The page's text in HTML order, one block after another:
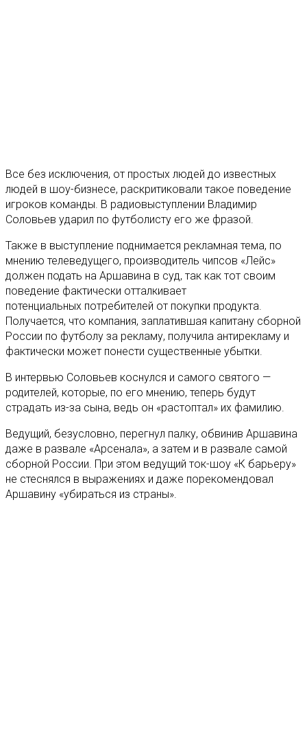
Все без исключения, от простых людей до известных
людей в шоу-бизнесе, раскритиковали такое поведение
игроков команды. В радиовыступлении Владимир
Соловьев ударил по футболисту его же фразой.
Также в выступление поднимается рекламная тема, по
мнению телеведущего, производитель чипсов «Лейс»
должен подать на Аршавина в суд, так как тот своим
поведение фактически отталкивает
потенциальных потребителей от покупки продукта.
Получается, что компания, заплатившая капитану сборной
России по футболу за рекламу, получила антирекламу и
фактически может понести существенные убытки.
В интервью Соловьев коснулся и самого святого —
родителей, которые, по его мнению, теперь будут
страдать из-за сына, ведь он «растоптал» их фамилию.
Ведущий, безусловно, перегнул палку, обвинив Аршавина
даже в развале «Арсенала», а затем и в развале самой
сборной России. При этом ведущий ток-шоу «К барьеру»
не стеснялся в выражениях и даже порекомендовал
Аршавину «убираться из страны».